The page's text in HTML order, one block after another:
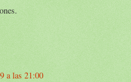
a las 21:00